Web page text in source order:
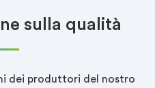
sulla qualità
dei produttori del nostro